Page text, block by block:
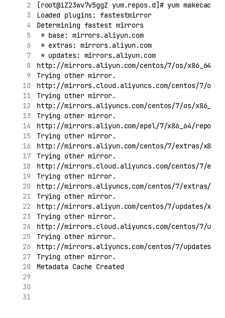
[root@iZ23wv7v5ggZ yum.repos.d]# yum makecache
Loaded plugins: fastestmirror
Determining fastest mirrors
* base: mirrors.aliyun.com
* extras: mirrors.aliyun.com
* updates: mirrors.aliyun.com
http://mirrors.aliyun.com/centos/7/os/x86_64/
Trying other mirror.
http://mirrors.cloud.aliyuncs.com/centos/7/os/
Trying other mirror.
http://mirrors.aliyuncs.com/centos/7/os/x86_64/
Trying other mirror.
http://mirrors.aliyun.com/epel/7/x86_64/
Trying other mirror.
http://mirrors.aliyun.com/centos/7/extras/
Trying other mirror.
http://mirrors.cloud.aliyuncs.com/centos/7/
Trying other mirror.
http://mirrors.aliyuncs.com/centos/7/extras/
Trying other mirror.
http://mirrors.aliyun.com/centos/7/updates/
Trying other mirror.
http://mirrors.cloud.aliyuncs.com/centos/7/
Trying other mirror.
http://mirrors.aliyuncs.com/centos/7/updates/
Trying other mirror.
Metadata Cache Created